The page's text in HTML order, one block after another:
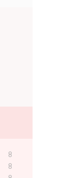
8
8